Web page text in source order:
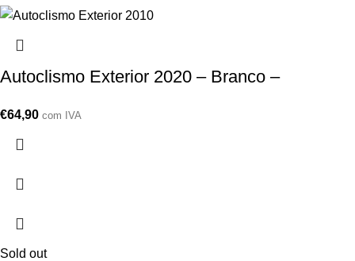
Autoclismo Exterior 2020 – Branco –
€64,90 com IVA
Sold out